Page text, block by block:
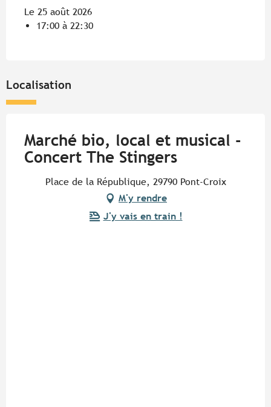
Le 25 août 2026
17:00 à 22:30
Localisation
Marché bio, local et musical -
Concert The Stingers
Place de la République, 29790 Pont-Croix
M'y rendre
J'y vais en train !